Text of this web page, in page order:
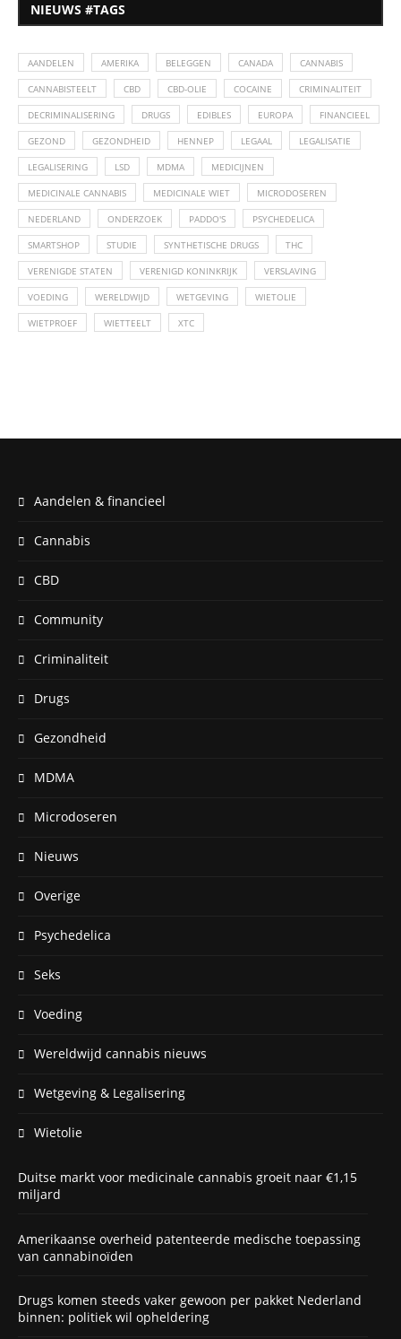
NIEUWS #TAGS
AANDELEN AMERIKA BELEGGEN CANADA CANNABIS
CANNABISTEELT CBD CBD-OLIE COCAINE CRIMINALITEIT
DECRIMINALISERING DRUGS EDIBLES EUROPA FINANCIEEL
GEZOND GEZONDHEID HENNEP LEGAAL LEGALISATIE
LEGALISERING LSD MDMA MEDICIJNEN
MEDICINALE CANNABIS MEDICINALE WIET MICRODOSEREN
NEDERLAND ONDERZOEK PADDO'S PSYCHEDELICA
SMARTSHOP STUDIE SYNTHETISCHE DRUGS THC
VERENIGDE STATEN VERENIGD KONINKRIJK VERSLAVING
VOEDING WERELDWIJD WETGEVING WIETOLIE
WIETPROEF WIETTEELT XTC
Aandelen & financieel
Cannabis
CBD
Community
Criminaliteit
Drugs
Gezondheid
MDMA
Microdoseren
Nieuws
Overige
Psychedelica
Seks
Voeding
Wereldwijd cannabis nieuws
Wetgeving & Legalisering
Wietolie
Duitse markt voor medicinale cannabis groeit naar €1,15
miljard
Amerikaanse overheid patenteerde medische toepassing
van cannabinoïden
Drugs komen steeds vaker gewoon per pakket Nederland
binnen: politiek wil opheldering